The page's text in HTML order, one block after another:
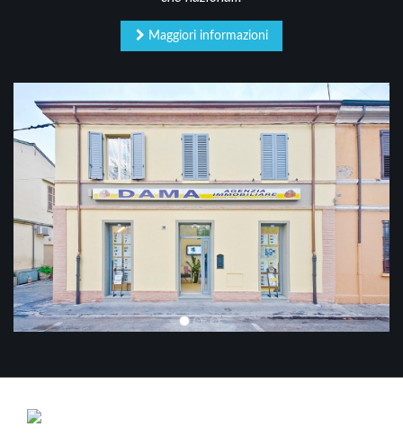
Maggiori informazioni